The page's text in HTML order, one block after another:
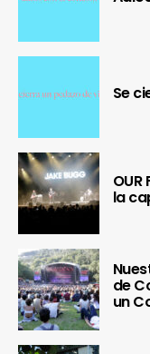
Se
la
de
un